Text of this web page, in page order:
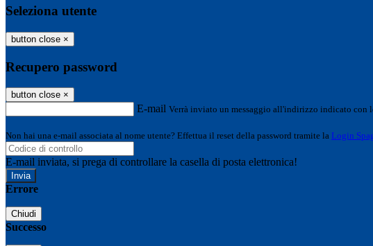
Seleziona utente
button close ×
Recupero password
button close ×
E-mail Verrà inviato un messaggio all'indirizzo indicato con
Non hai una e-mail associata al nome utente? Effettua il reset della password tramite la Login
E-mail inviata, si prega di controllare la casella di posta elettronica!
Errore
Chiudi
Successo